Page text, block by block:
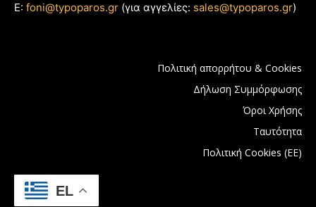
E: foni@typoparos.gr (για αγγελίες: sales@typoparos.gr)
Πολιτική απορρήτου & Cookies
Δήλωση Συμμόρφωσης
Όροι Χρήσης
Ταυτότητα
Πολιτική Cookies (ΕΕ)
EL